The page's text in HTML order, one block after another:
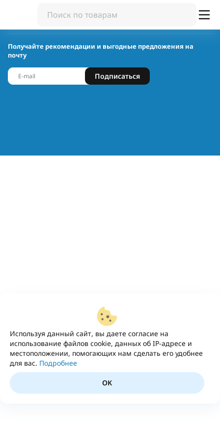
Используя данный сайт, вы даете согласие на
использование файлов cookie, данных об IP-адресе и
местоположении, помогающих нам сделать его удобнее
для вас. Подробнее
OK
Получайте рекомендации и выгодные предложения на
почту
Подписаться